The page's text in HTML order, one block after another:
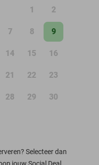
1 2
7 8 9
14 15 16
21 22 23
28 29 30
Selecteer dan
jouw Social Deal